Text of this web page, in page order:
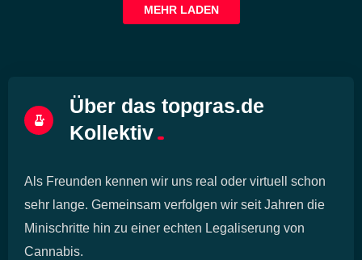
MEHR LADEN
Über das topgras.de
Kollektiv
Als Freunden kennen wir uns real oder virtuell schon
sehr lange. Gemeinsam verfolgen wir seit Jahren die
Minischritte hin zu einer echten Legaliserung von
Cannabis.